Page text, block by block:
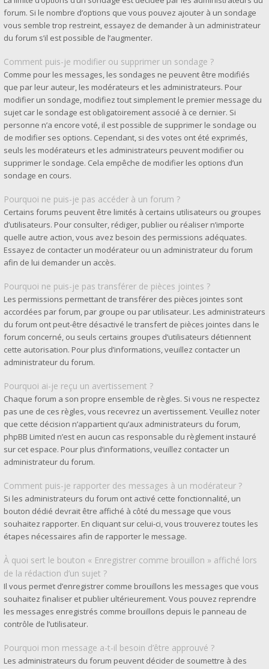
forum. Si le nombre d’options que vous pouvez ajouter à un sondage
vous semble trop restreint, essayez de demander à un administrateur
du forum s’il est possible de l’augmenter.
Comment puis-je modifier ou supprimer un sondage ?
Comme pour les messages, les sondages ne peuvent être modifiés
que par leur auteur, les modérateurs et les administrateurs. Pour
modifier un sondage, modifiez tout simplement le premier message du
sujet car le sondage est obligatoirement associé à ce dernier. Si
personne n’a encore voté, il est possible de supprimer le sondage ou
de modifier ses options. Cependant, si des votes ont été exprimés,
seuls les modérateurs et les administrateurs peuvent modifier ou
supprimer le sondage. Cela empêche de modifier les options d’un
sondage en cours.
Pourquoi ne puis-je pas accéder à un forum ?
Certains forums peuvent être limités à certains utilisateurs ou groupes
d’utilisateurs. Pour consulter, rédiger, publier ou réaliser n’importe
quelle autre action, vous avez besoin des permissions adéquates.
Essayez de contacter un modérateur ou un administrateur du forum
afin de lui demander un accès.
Pourquoi ne puis-je pas transférer de pièces jointes ?
Les permissions permettant de transférer des pièces jointes sont
accordées par forum, par groupe ou par utilisateur. Les administrateurs
du forum ont peut-être désactivé le transfert de pièces jointes dans le
forum concerné, ou seuls certains groupes d’utilisateurs détiennent
cette autorisation. Pour plus d’informations, veuillez contacter un
administrateur du forum.
Pourquoi ai-je reçu un avertissement ?
Chaque forum a son propre ensemble de règles. Si vous ne respectez
pas une de ces règles, vous recevrez un avertissement. Veuillez noter
que cette décision n’appartient qu’aux administrateurs du forum,
phpBB Limited n’est en aucun cas responsable du règlement instauré
sur cet espace. Pour plus d’informations, veuillez contacter un
administrateur du forum.
Comment puis-je rapporter des messages à un modérateur ?
Si les administrateurs du forum ont activé cette fonctionnalité, un
bouton dédié devrait être affiché à côté du message que vous
souhaitez rapporter. En cliquant sur celui-ci, vous trouverez toutes les
étapes nécessaires afin de rapporter le message.
À quoi sert le bouton « Enregistrer comme brouillon » affiché lors
de la rédaction d’un sujet ?
Il vous permet d’enregistrer comme brouillons les messages que vous
souhaitez finaliser et publier ultérieurement. Vous pouvez reprendre
les messages enregistrés comme brouillons depuis le panneau de
contrôle de l’utilisateur.
Pourquoi mon message a-t-il besoin d’être approuvé ?
Les administrateurs du forum peuvent décider de soumettre à des